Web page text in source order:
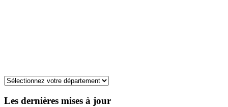
Les dernières mises à jour